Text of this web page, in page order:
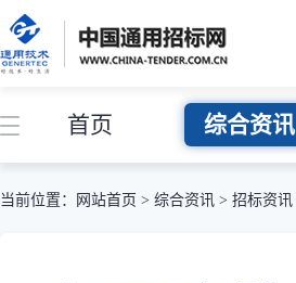
首页 综合资讯
当前位置： 网站首页 > 综合资讯 > 招标资讯